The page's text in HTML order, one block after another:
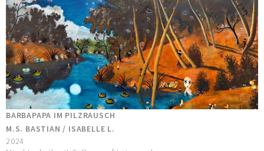
BARBAPAPA IM PILZRAUSCH
M.S. BASTIAN / ISABELLE L.
2024